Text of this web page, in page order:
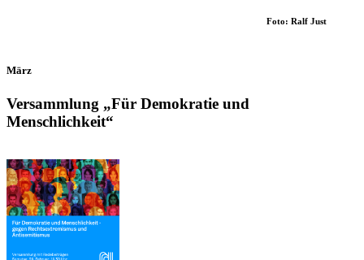
Foto: Ralf Just
März
Versammlung „Für Demokratie und
Menschlichkeit“